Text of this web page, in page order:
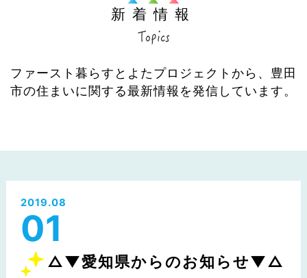
新着情報
ファースト暮らすとよたプロジェクトから、豊田
市の住まいに関する最新情報を発信しています。
2019.08
01
△▼愛知県からのお知らせ▼△